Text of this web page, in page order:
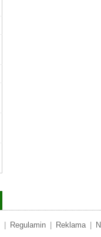
Regulamin Reklama